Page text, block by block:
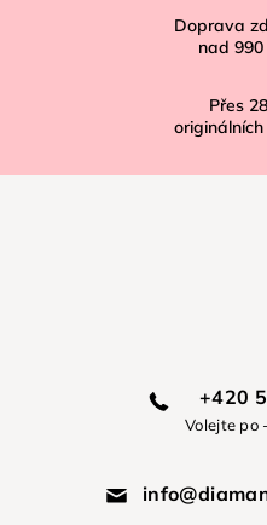
Doprava
nad 990
Přes
+420
Volejte po